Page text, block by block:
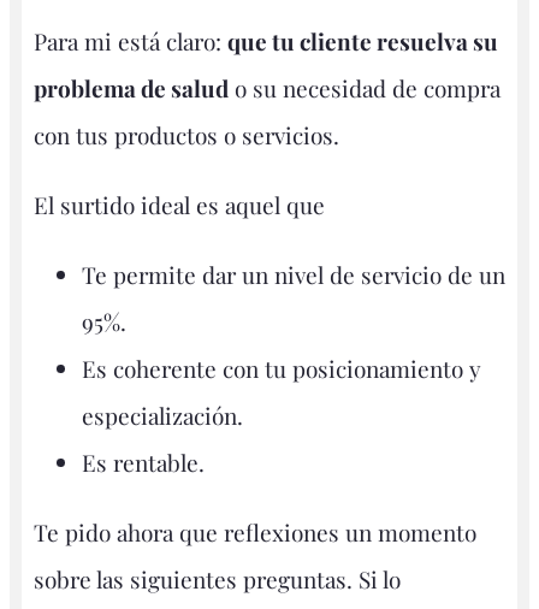
Para mi está claro: que tu cliente resuelva su
problema de salud o su necesidad de compra
con tus productos o servicios.
El surtido ideal es aquel que
Te permite dar un nivel de servicio de un
95%.
Es coherente con tu posicionamiento y
especialización.
Es rentable.
Te pido ahora que reflexiones un momento
sobre las siguientes preguntas. Si lo